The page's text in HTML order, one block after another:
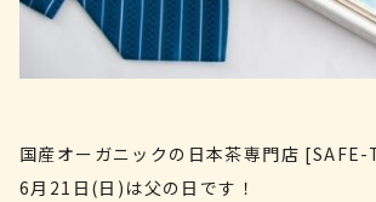
国産オーガニックの日本茶専門店 [SAFE-
6月21日(日)は父の日です！